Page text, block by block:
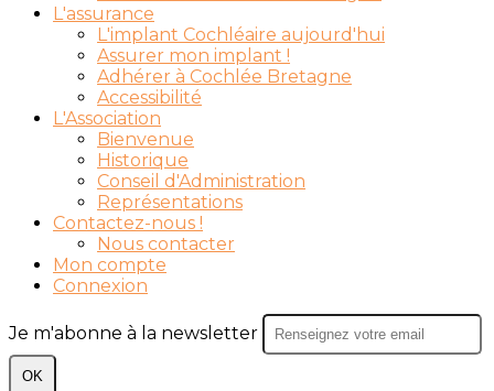
L'assurance
L'implant Cochléaire aujourd'hui
Assurer mon implant !
Adhérer à Cochlée Bretagne
Accessibilité
L'Association
Bienvenue
Historique
Conseil d'Administration
Représentations
Contactez-nous !
Nous contacter
Mon compte
Connexion
Je m'abonne à la newsletter
OK